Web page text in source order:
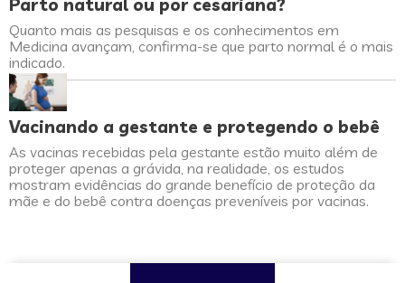
Parto natural ou por cesariana?
Quanto mais as pesquisas e os conhecimentos em
Medicina avançam, confirma-se que parto normal é o mais
indicado.
Vacinando a gestante e protegendo o bebê
As vacinas recebidas pela gestante estão muito além de
proteger apenas a grávida, na realidade, os estudos
mostram evidências do grande benefício de proteção da
mãe e do bebê contra doenças preveníveis por vacinas.